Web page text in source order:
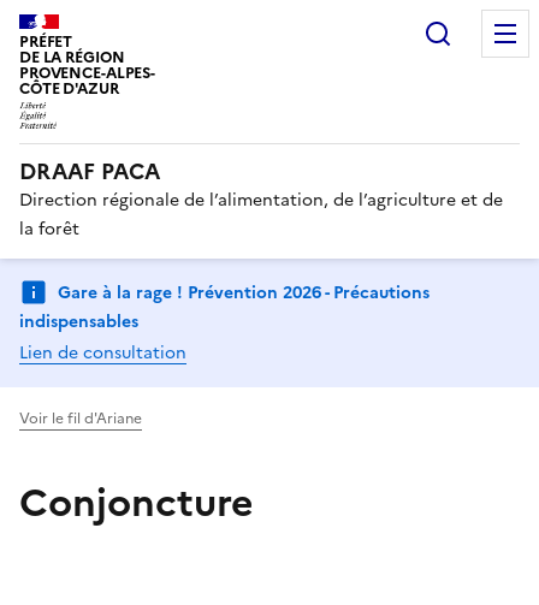
PRÉFET
DE LA RÉGION
PROVENCE-ALPES-
CÔTE D'AZUR
DRAAF PACA
Direction régionale de l’alimentation, de l’agriculture et de
la forêt
Gare à la rage ! Prévention 2026 - Précautions
indispensables
Lien de consultation
Voir le fil d'Ariane
Conjoncture